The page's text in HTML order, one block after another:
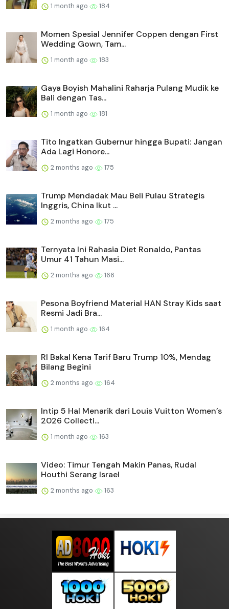
1 month ago 184
Momen Spesial Jennifer Coppen dengan First
Wedding Gown, Tam...
1 month ago 183
Gaya Boyish Mahalini Raharja Pulang Mudik ke
Bali dengan Tas...
1 month ago 181
Tito Ingatkan Gubernur hingga Bupati: Jangan
Ada Lagi Honore...
2 months ago 175
Trump Mendadak Mau Beli Pulau Strategis
Inggris, China Ikut ...
2 months ago 175
Ternyata Ini Rahasia Diet Ronaldo, Pantas
Umur 41 Tahun Masi...
2 months ago 166
Pesona Boyfriend Material HAN Stray Kids saat
Resmi Jadi Bra...
1 month ago 164
RI Bakal Kena Tarif Baru Trump 10%, Mendag
Bilang Begini
2 months ago 164
Intip 5 Hal Menarik dari Louis Vuitton Women’s
2026 Collecti...
1 month ago 163
Video: Timur Tengah Makin Panas, Rudal
Houthi Serang Israel
2 months ago 163